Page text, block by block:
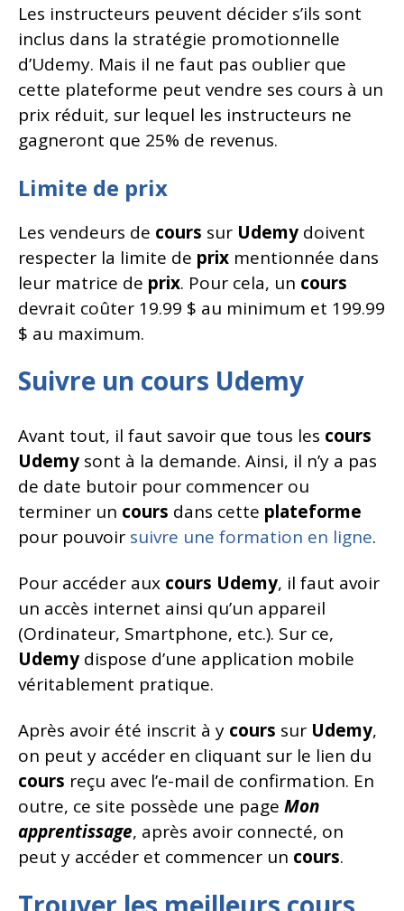
Les instructeurs peuvent décider s’ils sont
inclus dans la stratégie promotionnelle
d’Udemy. Mais il ne faut pas oublier que
cette plateforme peut vendre ses cours à un
prix réduit, sur lequel les instructeurs ne
gagneront que 25% de revenus.
Limite de prix
Les vendeurs de cours sur Udemy doivent
respecter la limite de prix mentionnée dans
leur matrice de prix. Pour cela, un cours
devrait coûter 19.99 $ au minimum et 199.99
$ au maximum.
Suivre un cours Udemy
Avant tout, il faut savoir que tous les cours
Udemy sont à la demande. Ainsi, il n’y a pas
de date butoir pour commencer ou
terminer un cours dans cette plateforme
pour pouvoir suivre une formation en ligne.
Pour accéder aux cours Udemy, il faut avoir
un accès internet ainsi qu’un appareil
(Ordinateur, Smartphone, etc.). Sur ce,
Udemy dispose d’une application mobile
véritablement pratique.
Après avoir été inscrit à y cours sur Udemy,
on peut y accéder en cliquant sur le lien du
cours reçu avec l’e-mail de confirmation. En
outre, ce site possède une page Mon
apprentissage, après avoir connecté, on
peut y accéder et commencer un cours.